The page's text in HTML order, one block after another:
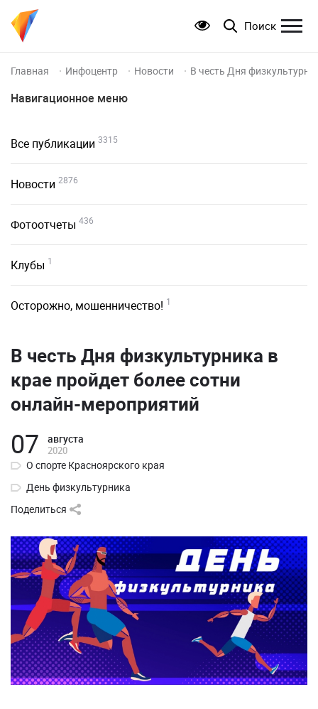
Поиск
Главная Инфоцентр Новости В честь Дня
Навигационное меню
Все публикации 3315
Новости 2876
Фотоотчеты 436
Клубы 1
Осторожно, мошенничество! 1
В честь Дня физкультурника в
крае пройдет более сотни
онлайн-мероприятий
07 августа
2020
О спорте Красноярского края
День физкультурника
Поделиться